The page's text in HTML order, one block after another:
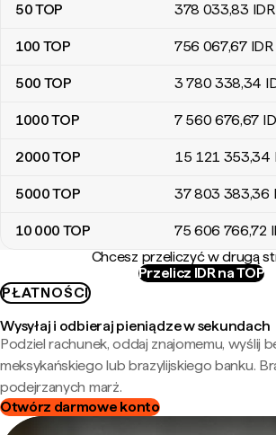
50TOP 378 033,83 IDR
100 TOP 756 067,67 IDR
500 TOP 3 780 338,34
1000TOP 7 560 676,67
2000TOP 15 121 353,34
5000TOP 37 803 383,36
10 000 TOP 75 606 766,72
Chcesz przeliczyć w drugą
Przelicz IDR na TOP
PŁATNOŚCI
Wysyłaj i odbieraj pieniądze w sekundach
Podziel rachunek, oddaj znajomemu, wyślij
meksykańskiego lub brazylijskiego banku.
podejrzanych marż.
Otwórz darmowe konto